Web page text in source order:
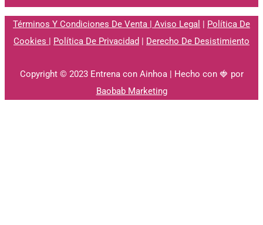
Términos Y Condiciones De Venta | Aviso Legal | Política De
Cookies | Política De Privacidad | Derecho De Desistimiento
Copyright © 2023 Entrena con Ainhoa | Hecho con 🍓 por
Baobab Marketing